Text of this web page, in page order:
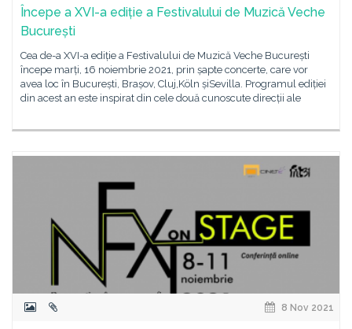
Începe a XVI-a ediție a Festivalului de Muzică Veche
București
Cea de-a XVI-a ediție a Festivalului de Muzică Veche București
începe marți, 16 noiembrie 2021, prin șapte concerte, care vor
avea loc în București, Brașov, Cluj,Köln șiSevilla. Programul ediției
din acest an este inspirat din cele două cunoscute direcții ale
8 Nov 2021